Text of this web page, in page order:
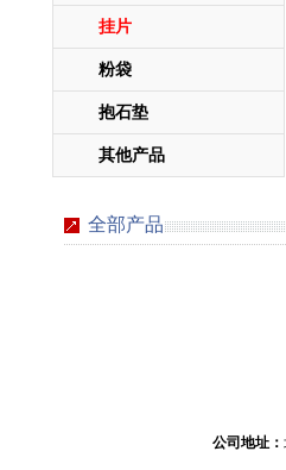
挂片
粉袋
抱石垫
其他产品
全部产品
公司地址：